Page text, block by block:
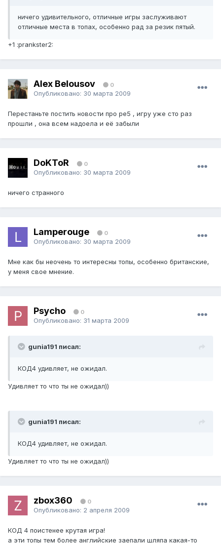
ничего удивительного, отличные игры заслуживают
отличные места в топах, особенно рад за резик пятый.
+1 :prankster2:
Alex Belousov 0
Опубликовано: 30 марта 2009
Перестаньте постить новости про ре5 , игру уже сто раз
прошли , она всем надоела и её забыли
DoKToR 0
Опубликовано: 30 марта 2009
ничего странного
Lamperouge 0
Опубликовано: 30 марта 2009
Мне как бы неочень то интересны топы, особенно британские,
у меня свое мнение.
Psycho 0
Опубликовано: 31 марта 2009
gunia191 писал:
КОД4 удивляет, не ожидал.
Удивляет то что ты не ожидал))
gunia191 писал:
КОД4 удивляет, не ожидал.
Удивляет то что ты не ожидал))
zbox360 0
Опубликовано: 2 апреля 2009
КОД 4 поистенее крутая игра!
а эти топы тем более английские заепали шляпа какая-то